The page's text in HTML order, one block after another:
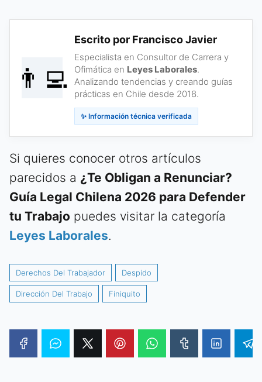
👨‍💻
Escrito por Francisco Javier
Especialista en Consultor de Carrera y
Ofimática en Leyes Laborales.
Analizando tendencias y creando guías
prácticas en Chile desde 2018.
✨ Información técnica verificada
Si quieres conocer otros artículos
parecidos a ¿Te Obligan a Renunciar?
Guía Legal Chilena 2026 para Defender
tu Trabajo puedes visitar la categoría
Leyes Laborales.
Derechos Del Trabajador Despido
Dirección Del Trabajo Finiquito